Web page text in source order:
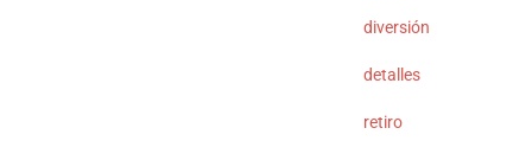
diversión
detalles
retiro